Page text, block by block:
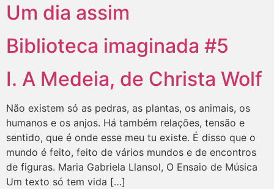
Um dia assim
Biblioteca imaginada #5
I. A Medeia, de Christa Wolf
Não existem só as pedras, as plantas, os animais, os
humanos e os anjos. Há também relações, tensão e
sentido, que é onde esse meu tu existe. É disso que o
mundo é feito, feito de vários mundos e de encontros
de figuras. Maria Gabriela Llansol, O Ensaio de Música
Um texto só tem vida […]